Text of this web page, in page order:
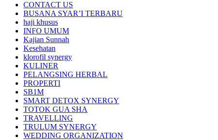
CONTACT US
BUSANA SYAR’I TERBARU
haji khusus
INFO UMUM
Kajian Sunnah
Kesehatan
klorofil synergy
KULINER
PELANGSING HERBAL
PROPERTI
SB1M
SMART DETOX SYNERGY
TOTOK GUA SHA
TRAVELLING
TRULUM SYNERGY
WEDDING ORGANIZATION